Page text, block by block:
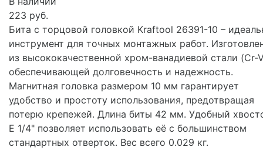
223 руб.
Бита с торцовой головкой Kraftool 26391-10 –
инструмент для точных монтажных работ.
из высококачественной хром-ванадиевой стали (Cr-
обеспечивающей долговечность и надежность.
Магнитная головка размером 10 мм гарантирует
удобство и простоту использования, предотвращая
потерю крепежей. Длина биты 42 мм. Удобный
E 1/4" позволяет использовать её с большинством
стандартных отверток. Вес всего 0.029 кг.